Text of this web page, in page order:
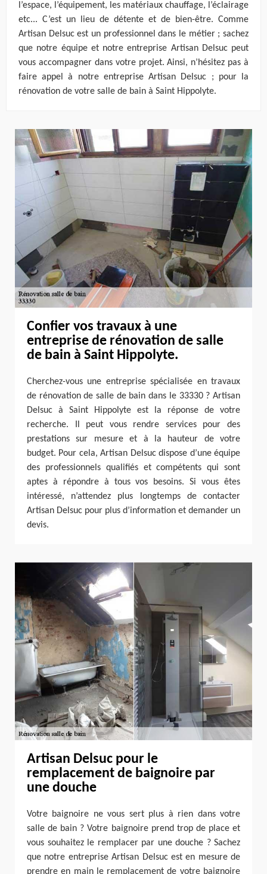
l’espace, l’équipement, les matériaux chauffage, l’éclairage
etc... C’est un lieu de détente et de bien-être. Comme
Artisan Delsuc est un professionnel dans le métier ; sachez
que notre équipe et notre entreprise Artisan Delsuc peut
vous accompagner dans votre projet. Ainsi, n’hésitez pas à
faire appel à notre entreprise Artisan Delsuc ; pour la
rénovation de votre salle de bain à Saint Hippolyte.
Confier vos travaux à une
entreprise de rénovation de salle
de bain à Saint Hippolyte.
Cherchez-vous une entreprise spécialisée en travaux
de rénovation de salle de bain dans le 33330 ? Artisan
Delsuc à Saint Hippolyte est la réponse de votre
recherche. Il peut vous rendre services pour des
prestations sur mesure et à la hauteur de votre
budget. Pour cela, Artisan Delsuc dispose d’une équipe
des professionnels qualifiés et compétents qui sont
aptes à répondre à tous vos besoins. Si vous êtes
intéressé, n’attendez plus longtemps de contacter
Artisan Delsuc pour plus d’information et demander un
devis.
Artisan Delsuc pour le
remplacement de baignoire par
une douche
Votre baignoire ne vous sert plus à rien dans votre
salle de bain ? Votre baignoire prend trop de place et
vous souhaitez le remplacer par une douche ? Sachez
que notre entreprise Artisan Delsuc est en mesure de
prendre en main le remplacement de votre baignoire